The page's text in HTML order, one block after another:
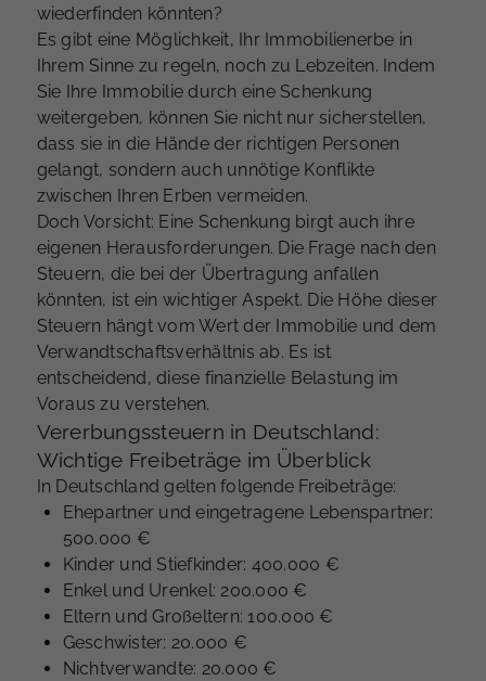
wiederfinden könnten?
Es gibt eine Möglichkeit, Ihr Immobilienerbe in
Ihrem Sinne zu regeln, noch zu Lebzeiten. Indem
Sie Ihre Immobilie durch eine Schenkung
weitergeben, können Sie nicht nur sicherstellen,
dass sie in die Hände der richtigen Personen
gelangt, sondern auch unnötige Konflikte
zwischen Ihren Erben vermeiden.
Doch Vorsicht: Eine Schenkung birgt auch ihre
eigenen Herausforderungen. Die Frage nach den
Steuern, die bei der Übertragung anfallen
könnten, ist ein wichtiger Aspekt. Die Höhe dieser
Steuern hängt vom Wert der Immobilie und dem
Verwandtschaftsverhältnis ab. Es ist
entscheidend, diese finanzielle Belastung im
Voraus zu verstehen.
Vererbungssteuern in Deutschland:
Wichtige Freibeträge im Überblick
In Deutschland gelten folgende Freibeträge:
Ehepartner und eingetragene Lebenspartner:
500.000 €
Kinder und Stiefkinder: 400.000 €
Enkel und Urenkel: 200.000 €
Eltern und Großeltern: 100.000 €
Geschwister: 20.000 €
Nichtverwandte: 20.000 €